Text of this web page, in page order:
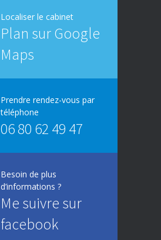
Localiser le cabinet
Plan sur Google
Maps
Prendre rendez-vous par
téléphone
06 80 62 49 47
Besoin de plus
d’informations ?
Me suivre sur
facebook